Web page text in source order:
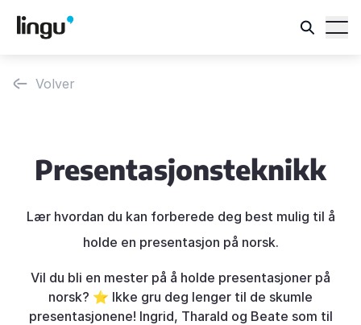
Volver
Presentasjonsteknikk
Lær hvordan du kan forberede deg best mulig til å
holde en presentasjon på norsk.
Vil du bli en mester på å holde presentasjoner på
norsk? ⭐️ Ikke gru deg lenger til de skumle
presentasjonene! Ingrid, Tharald og Beate som til